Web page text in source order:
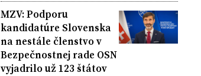
MZV: Podporu
kandidatúre Slovenska
na nestále členstvo v
Bezpečnostnej rade OSN
vyjadrilo už 123 štátov